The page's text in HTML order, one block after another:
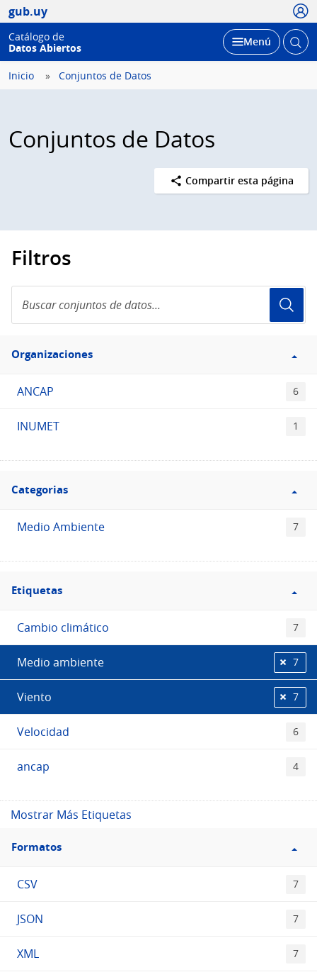
gub.uy
Catálogo de
Datos Abiertos
Desplegar
Menú Abrir
Inicio Conjuntos de Datos
Conjuntos de Datos
Compartir esta página
Filtros
conjuntos
de
Filtro
Organizaciones
Organizaciones
ANCAP 6
INUMET 1
Filtro
Categorias
Categorias
Medio Ambiente 7
Filtro
Etiquetas
Etiquetas
Cambio climático 7
Medio ambiente 7
Viento 7
Velocidad 6
ancap 4
Mostrar Más Etiquetas
Filtro
Formatos
Formatos
CSV 7
JSON 7
XML 7